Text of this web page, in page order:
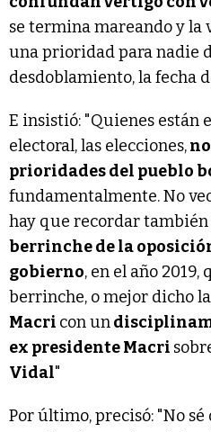
se termina mareando y la
una prioridad para nadie
desdoblamiento, la fecha
E insistió: "Quienes están
electoral, las elecciones,
prioridades del pueblo
fundamentalmente. No
hay que recordar
berrinche de la
gobierno, en el año
berrinche, o mejor dicho
Macri con un
ex presidente Macri
Vidal"
Por último, precisó: "No